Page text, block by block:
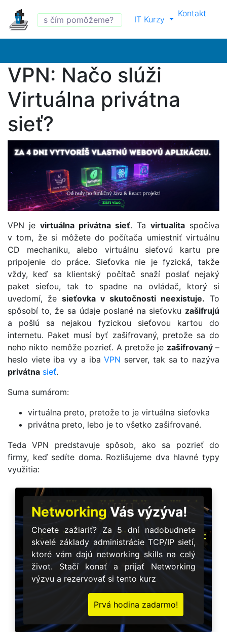
IT Kurzy
Kontakt
VPN: Načo slúži
Virtuálna privátna
sieť?
VPN je virtuálna privátna sieť. Ta virtualita spočíva
v tom, že si môžete do počítača umiestniť virtuálnu
CD mechaniku, alebo virtuálnu sieťovú kartu pre
pripojenie do práce. Sieťovka nie je fyzická, takže
vždy, keď sa klientský počítač snaží poslať nejaký
paket sieťou, tak to spadne na ovládač, ktorý si
uvedomí, že sieťovka v skutočnosti neexistuje. To
spôsobí to, že sa údaje poslané na sieťovku zašifrujú
a pošlú sa nejakou fyzickou sieťovou kartou do
internetu. Paket musí byť zašifrovaný, pretože sa do
neho nikto nemôže pozrieť. A pretože je zašifrovaný–
heslo viete iba vy a ibaVPN server, tak sa to nazýva
privátna sieť.
Suma sumárom:
virtuálna preto, pretože to je virtuálna sieťovka
privátna preto, lebo je to všetko zašifrované.
Teda VPN predstavuje spôsob, ako sa pozrieť do
firmy, keď sedíte doma. Rozlišujeme dva hlavné typy
využitia:
Networking Vás výzýva!
Chcete zažiariť? Za 5 dní nadobudnete
skvelé základy administrácie TCP/IP sietí,
ktoré vám dajú networking skills na celý
život. Stačí konať a prijať Networking
výzvu a rezervovať si tento kurz
Prvá hodina zadarmo!